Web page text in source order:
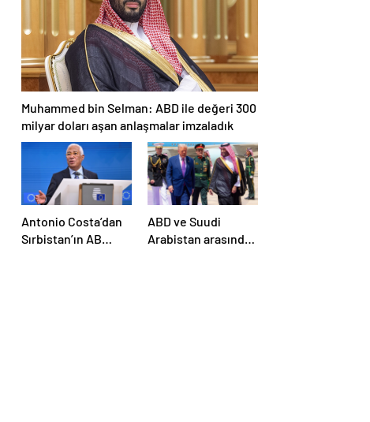
Muhammed bin Selman: ABD ile değeri 300
milyar doları aşan anlaşmalar imzaladık
Antonio Costa’dan
Sırbistan’ın AB
ABD ve Suudi
Arabistan arasında